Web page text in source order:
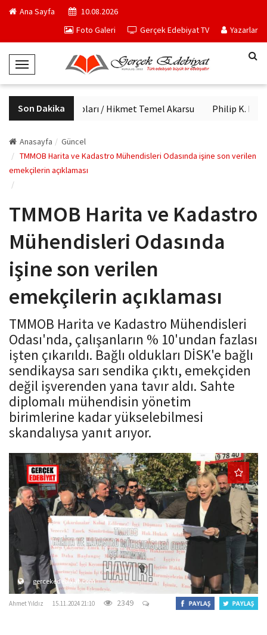
Ana Sayfa
10.08.2026
Foto Galeri
Gerçek Edebiyat TV Yazarlar
T
o
g
g
e
N
a
g
t
o
n
Son Dakika
Haftanın kitapları / Hikmet Temel Akarsu Philip K.
Anasayfa
Güncel
TMMOB Harita ve Kadastro Mühendisleri Odasında işine son verilen
emekçilerin açıklaması
TMMOB Harita ve Kadastro
Mühendisleri Odasında
işine son verilen
emekçilerin açıklaması
TMMOB Harita ve Kadastro Mühendisleri
Odası'nda, çalışanların % 10'undan fazlası
işten çıkarıldı. Bağlı oldukları DİSK'e bağlı
sendikaysa sarı sendika çıktı, emekçiden
değil işverenden yana tavır aldı. Sahte
diplomalı mühendisin yönetim
birimlerine kadar yükselebilmesi
skandalıysa yanıt arıyor.
gercekedebiyat.com
Ahmet Yıldız 15.11.2024 21:10 2349